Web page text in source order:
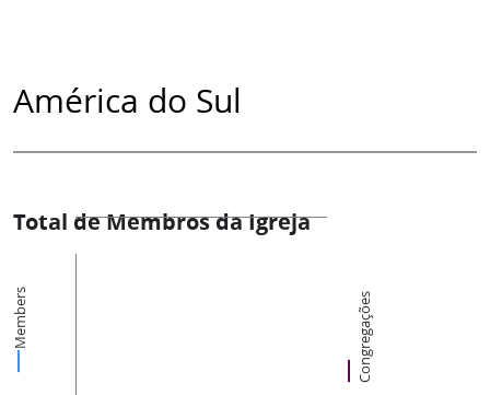
América do Sul
Total de Membros da Igreja
Members Congregações